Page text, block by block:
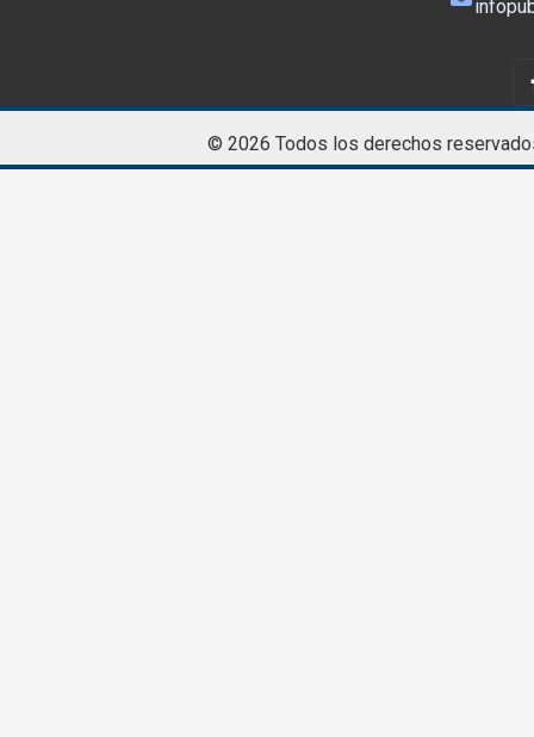
© 2026 Todos los derechos